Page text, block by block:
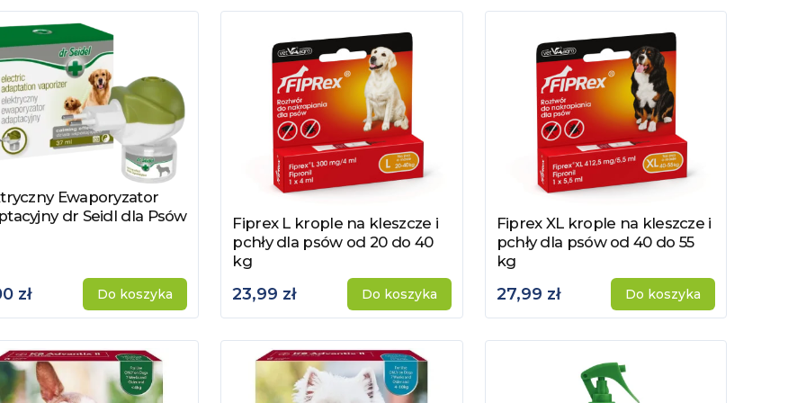
produktEwaporyzator
dr Seidl dla Psów
zł Do koszyka
Zobacz produkt
Fiprex L krople na kleszcze i
pchły dla psów od 20 do 40
kg
23,99 zł Do koszyka
Zobacz produkt
Fiprex XL krople na kleszcze i
pchły dla psów od 40 do 55
kg
27,99 zł Do koszyka